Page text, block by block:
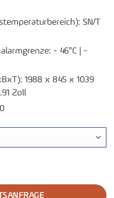
SN/T
- 46°C | -
1988 x 845 x 1039
Zoll